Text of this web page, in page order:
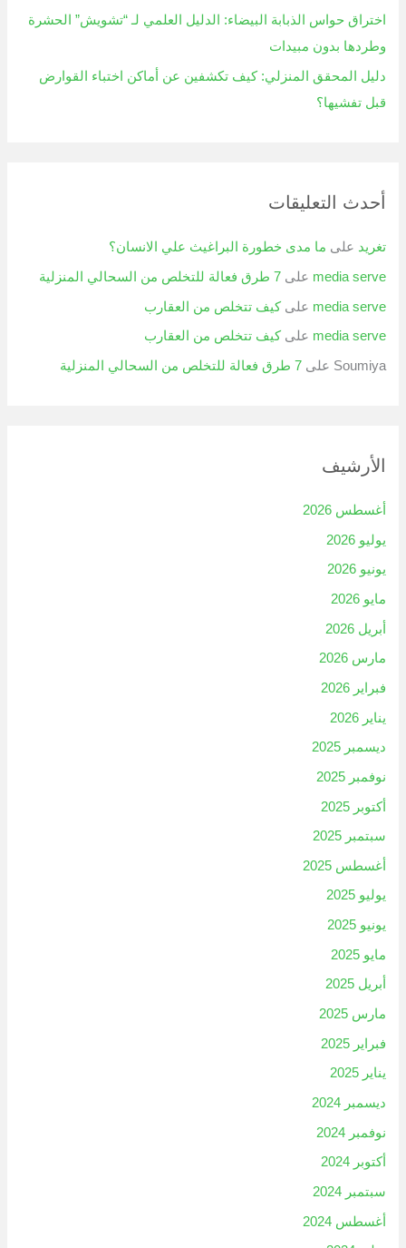
اختراق حواس الذبابة البيضاء: الدليل العلمي لـ “تشويش” الحشرة
وطردها بدون مبيدات
دليل المحقق المنزلي: كيف تكشفين عن أماكن اختباء القوارض
قبل تفشيها؟
أحدث التعليقات
تغريد على ما مدى خطورة البراغيث علي الانسان؟
media serve على7 طرق فعالة للتخلص من السحالي المنزلية
media serve علىكيف تتخلص من العقارب
media serve علىكيف تتخلص من العقارب
Soumiya على7 طرق فعالة للتخلص من السحالي المنزلية
الأرشيف
أغسطس 2026
يوليو 2026
يونيو 2026
مايو 2026
أبريل 2026
مارس 2026
فبراير 2026
يناير 2026
ديسمبر 2025
نوفمبر 2025
أكتوبر 2025
سبتمبر 2025
أغسطس 2025
يوليو 2025
يونيو 2025
مايو 2025
أبريل 2025
مارس 2025
فبراير 2025
يناير 2025
ديسمبر 2024
نوفمبر 2024
أكتوبر 2024
سبتمبر 2024
أغسطس 2024